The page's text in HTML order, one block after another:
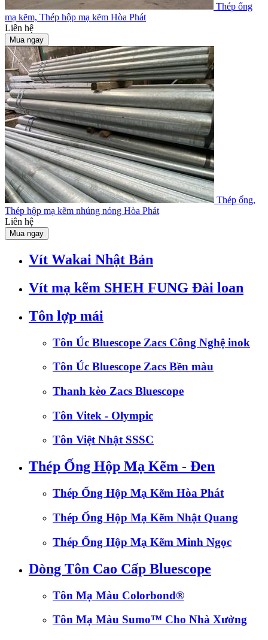
Thép ống
mạ kẽm, Thép hộp mạ kẽm Hòa Phát
Liên hệ
Mua ngay
Thép ống,
Thép hộp mạ kẽm nhúng nóng Hòa Phát
Liên hệ
Mua ngay
Vít Wakai Nhật Bản
Vít mạ kẽm SHEH FUNG Đài loan
Tôn lợp mái
Tôn Úc Bluescope Zacs Công Nghệ inok
Tôn Úc Bluescope Zacs Bền màu
Thanh kèo Zacs Bluescope
Tôn Vitek - Olympic
Tôn Việt Nhật SSSC
Thép Ống Hộp Mạ Kẽm - Đen
Thép Ống Hộp Mạ Kẽm Hòa Phát
Thép Ống Hộp Mạ Kẽm Nhật Quang
Thép Ống Hộp Mạ Kẽm Minh Ngọc
Dòng Tôn Cao Cấp Bluescope
Tôn Mạ Màu Colorbond®
Tôn Mạ Màu Sumo™ Cho Nhà Xưởng